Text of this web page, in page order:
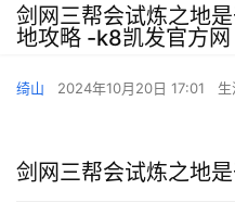
剑网三帮会试炼之地
地攻略 -k8凯发官方网
绮山 2024年10月20日 17:01
剑网三帮会试炼之地